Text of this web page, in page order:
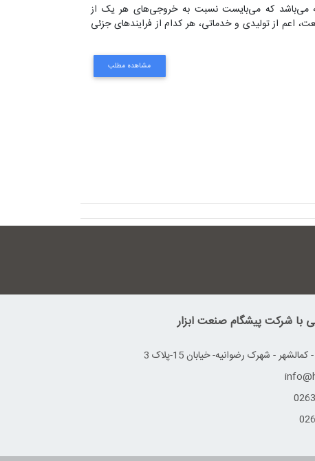
می‌باشد که می‌بایست نسبت به خروجی‌های هر یک از
اعم از تولیدی و خدماتی، هر کدام از فرایندهای جزئی
مشاهده مطلب
با شرکت پیشگام صنعت ابزار
- شهرک رضوانیه- خیابان 15-پلاک 3